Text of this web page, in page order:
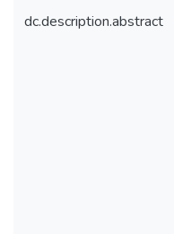
dc.description.abstract